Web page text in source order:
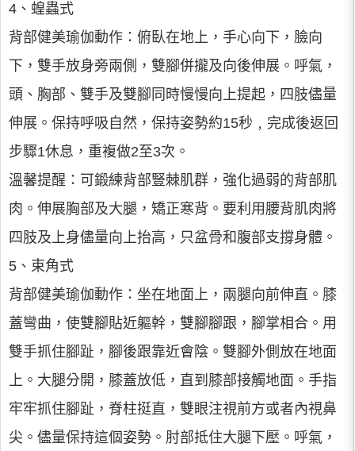
4、蝗蟲式
背部健美瑜伽動作：俯臥在地上，手心向下，臉向
下，雙手放身旁兩側，雙腳併攏及向後伸展。呼氣，
頭、胸部、雙手及雙腳同時慢慢向上提起，四肢儘量
伸展。保持呼吸自然，保持姿勢約15秒﹐完成後返回
步驟1休息，重複做2至3次。
溫馨提醒：可鍛練背部豎棘肌群，強化過弱的背部肌
肉。伸展胸部及大腿，矯正寒背。要利用腰背肌肉將
四肢及上身儘量向上抬高，只盆骨和腹部支撐身體。
5、束角式
背部健美瑜伽動作：坐在地面上，兩腿向前伸直。膝
蓋彎曲，使雙腳貼近軀幹，雙腳腳跟，腳掌相合。用
雙手抓住腳趾，腳後跟靠近會陰。雙腳外側放在地面
上。大腿分開，膝蓋放低，直到膝部接觸地面。手指
牢牢抓住腳趾，脊柱挺直，雙眼注視前方或者內視鼻
尖。儘量保持這個姿勢。肘部抵住大腿下壓。呼氣，